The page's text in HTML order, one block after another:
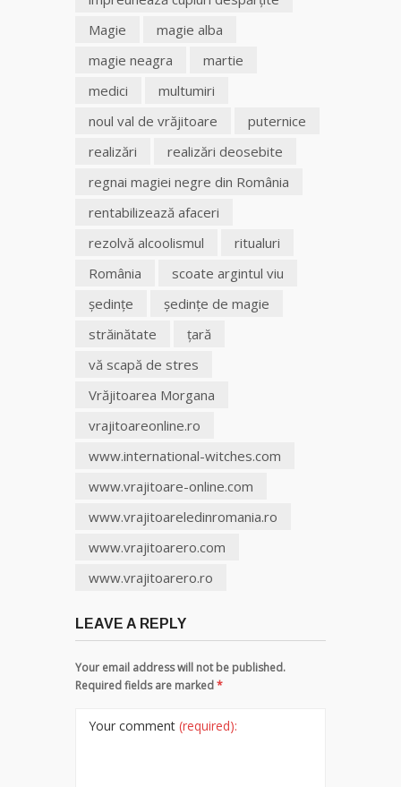
Magie
magie alba
magie neagra
martie
medici
multumiri
noul val de vrăjitoare
puternice
realizări
realizări deosebite
regnai magiei negre din România
rentabilizează afaceri
rezolvă alcoolismul
ritualuri
România
scoate argintul viu
şedinţe
şedinţe de magie
străinătate
ţară
vă scapă de stres
Vrăjitoarea Morgana
vrajitoareonline.ro
www.international-witches.com
www.vrajitoare-online.com
www.vrajitoareledinromania.ro
www.vrajitoarero.com
www.vrajitoarero.ro
LEAVE A REPLY
Your email address will not be published.
Required fields are marked*
Your comment (required):